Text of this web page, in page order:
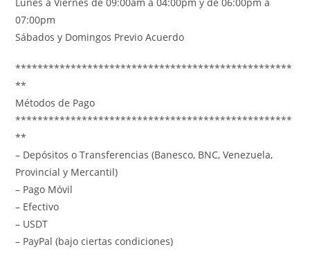
07:00pm
Sábados y Domingos Previo Acuerdo
**************************************************
**
Métodos de Pago
**************************************************
**
– Depósitos o Transferencias (Banesco, BNC, Venezuela,
Provincial y Mercantil)
– Pago Móvil
– Efectivo
– USDT
– PayPal (bajo ciertas condiciones)